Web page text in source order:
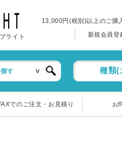
ライト
13,000円(税別)以上のご購
新規会員登
す 種類(
でのご注文・お見積り お